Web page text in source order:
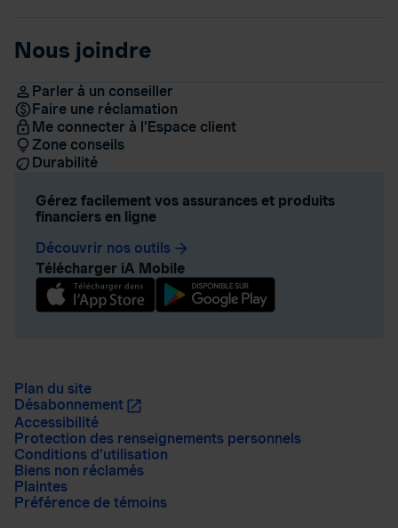
Nous joindre
Parler à un conseiller
Faire une réclamation
Me connecter à l’Espace client
Zone conseils
Durabilité
Gérez facilement vos assurances et produits
financiers en ligne
Découvrir nos outils arrow_forward
Télécharger iA Mobile
Plan du site
Désabonnement
Accessibilité
Protection des renseignements personnels
Conditions d’utilisation
Biens non réclamés
Plaintes
Préférence de témoins